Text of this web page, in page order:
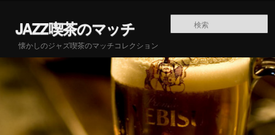
JAZZ喫茶のマッチ
懐かしのジャズ喫茶のマッチコレクション